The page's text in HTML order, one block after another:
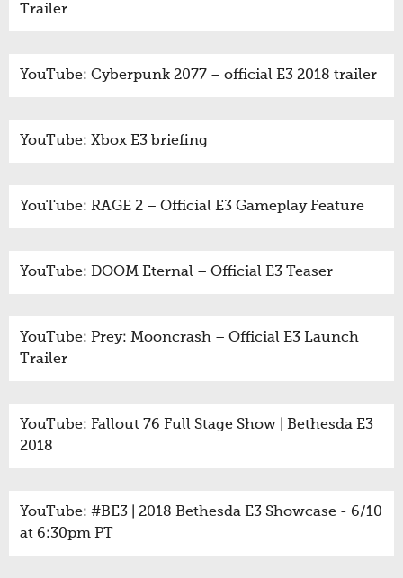
Trailer
YouTube: Cyberpunk 2077 – official E3 2018 trailer
YouTube: Xbox E3 briefing
YouTube: RAGE 2 – Official E3 Gameplay Feature
YouTube: DOOM Eternal – Official E3 Teaser
YouTube: Prey: Mooncrash – Official E3 Launch
Trailer
YouTube: Fallout 76 Full Stage Show | Bethesda E3
2018
YouTube: #BE3 | 2018 Bethesda E3 Showcase - 6/10
at 6:30pm PT